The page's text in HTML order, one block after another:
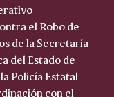
el Robo de
de la Secretaría
del Estado de
Policía Estatal
con el